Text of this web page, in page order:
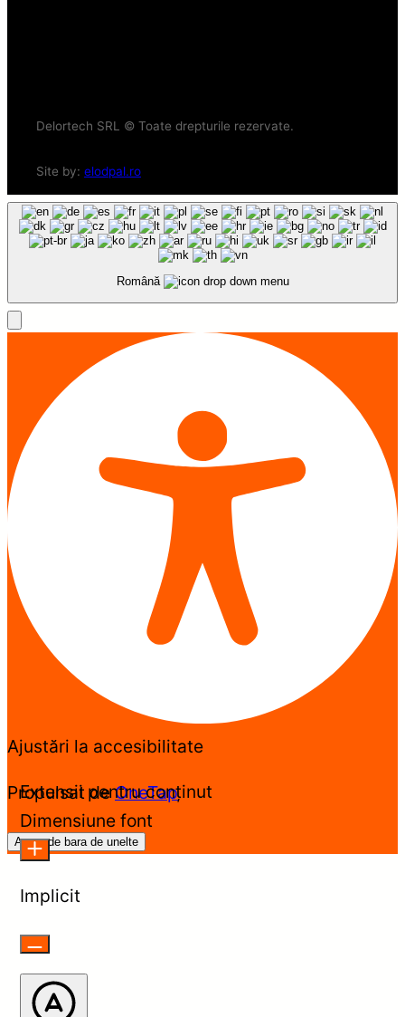
Delortech SRL © Toate drepturile rezervate.
Site by: elodpal.ro
Română
Ajustări la accesibilitate
Propulsat deOneTap
Ascunde bara de unelte
Extensii pentru conținut
Dimensiune font
Implicit